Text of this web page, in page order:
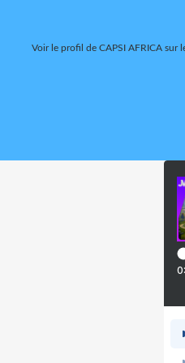
Voir le profil de CAPSI AFRICAsur